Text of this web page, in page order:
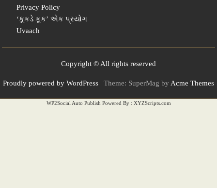
Privacy Policy
‘કૂકડે કૂક’ એક પ્રયોગ
Uvaach
Copyright © All rights reserved
Proudly powered by WordPress | Theme: SuperMag by Acme Themes
WP2Social Auto Publish Powered By : XYZScripts.com